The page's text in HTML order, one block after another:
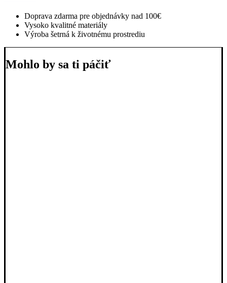
Doprava zdarma pre objednávky nad 100€
Vysoko kvalitné materiály
Výroba šetrná k životnému prostrediu
Mohlo by sa ti páčiť